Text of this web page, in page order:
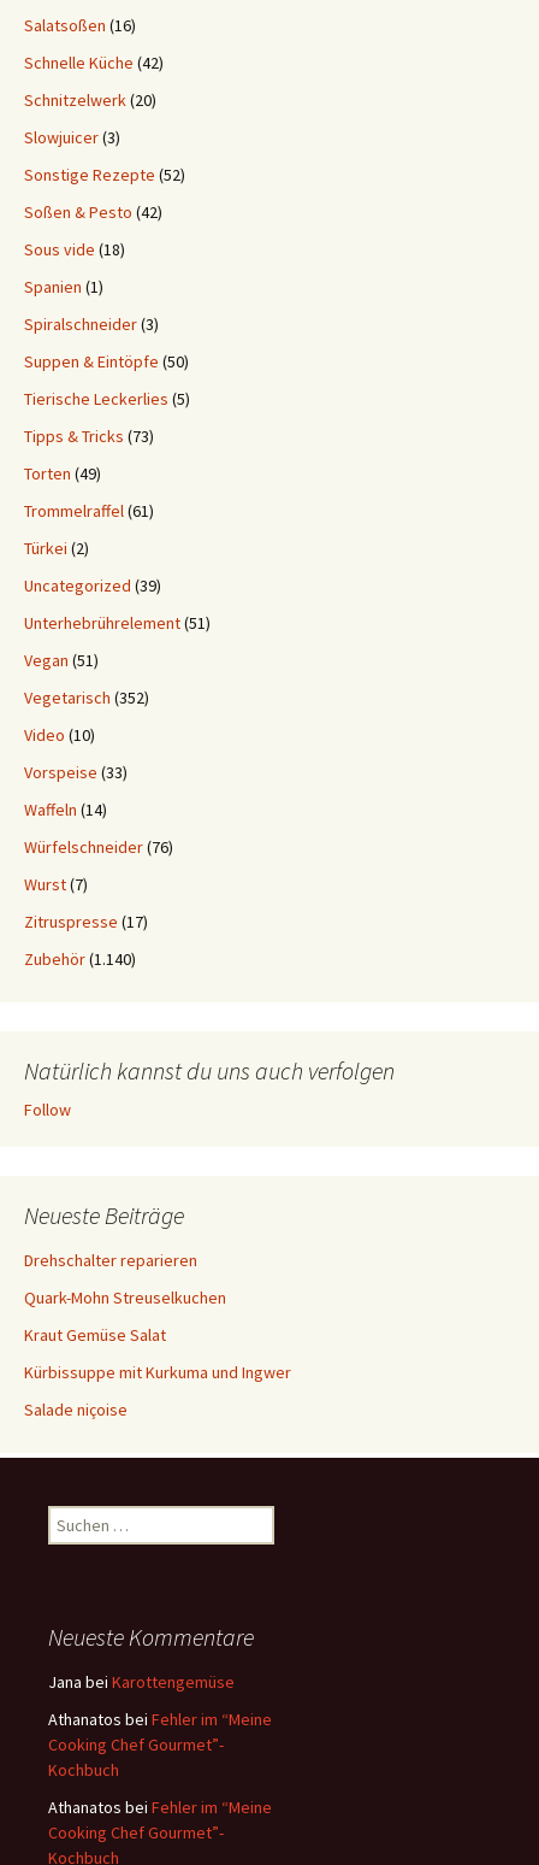
Salatsoßen (16)
Schnelle Küche (42)
Schnitzelwerk(20)
Slowjuicer(3)
Sonstige Rezepte (52)
Soßen & Pesto (42)
Sous vide (18)
Spanien (1)
Spiralschneider(3)
Suppen & Eintöpfe (50)
Tierische Leckerlies (5)
Tipps & Tricks (73)
Torten (49)
Trommelraffel(61)
Türkei (2)
Uncategorized (39)
Unterhebrührelement(51)
Vegan (51)
Vegetarisch (352)
Video (10)
Vorspeise (33)
Waffeln (14)
Würfelschneider(76)
Wurst(7)
Zitruspresse (17)
Zubehör(1.140)
Natürlich kannst du uns auch verfolgen
Follow
Neueste Beiträge
Drehschalter reparieren
Quark-Mohn Streuselkuchen
Kraut Gemüse Salat
Kürbissuppe mit Kurkuma und Ingwer
Salade niçoise
u
n
c
h
:
Neueste Kommentare
Jana bei Karottengemüse
Athanatos bei Fehler im “Meine
Cooking Chef Gourmet”-
Kochbuch
Athanatos bei Fehler im “Meine
Cooking Chef Gourmet”-
Kochbuch